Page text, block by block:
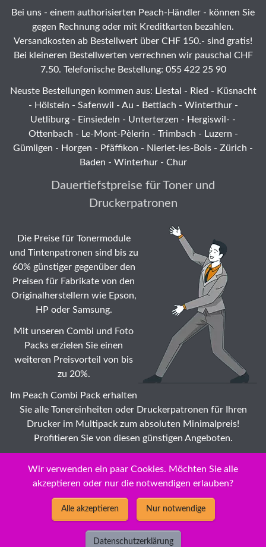
Bei uns - einem authorisierten Peach-Händler - können Sie
gegen Rechnung oder mit Kreditkarten bezahlen.
Versandkosten ab Bestellwert über CHF 150.- sind gratis!
Bei kleineren Bestellwerten verrechnen wir pauschal CHF
7.50. Telefonische Bestellung: 055 422 25 90
Neuste Bestellungen kommen aus: Liestal - Ried - Küsnacht
- Hölstein - Safenwil - Au - Bettlach - Winterthur-
Uetliburg - Einsiedeln - Unterterzen - Hergiswil- -
Ottenbach - Le-Mont-Pèlerin - Trimbach - Luzern -
Gümligen - Horgen - Pfäffikon - Nierlet-les-Bois - Zürich -
Baden - Winterhur - Chur
Dauertiefstpreise für Toner und
Druckerpatronen
Die Preise für Tonermodule
und Tintenpatronen sind bis zu
60% günstiger gegenüber den
Preisen für Fabrikate von den
Originalherstellern wie Epson,
HP oder Samsung.
Mit unseren Combi und Foto
Packs erzielen Sie einen
weiteren Preisvorteil von bis
zu 20%.
Im Peach Combi Pack erhalten
Sie alle Tonereinheiten oder Druckerpatronen für Ihren
Drucker im Multipack zum absoluten Minimalpreis!
Profitieren Sie von diesen günstigen Angeboten.
Tonermodule ☆ Modell zu Dauertiefstpreisen /
Impeachment
Wir verwenden ein paar Cookies. Möchten Sie alle
akzeptieren oder nur die notwendigen erlauben?
Alle akzeptieren Nur notwendige
Datenschutzerklärung